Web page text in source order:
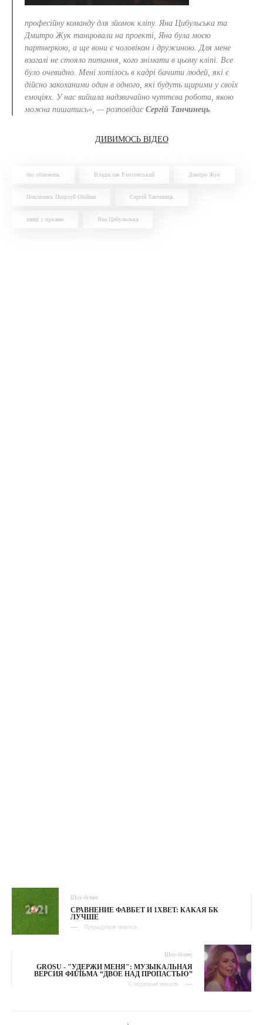
професійну команду для зйомок кліпу. Яна Цибульська та
Дмитро Жук танцювали на проекті, Яна була моєю
партнеркою, а ще вони є чоловіком і дружиною. Для мене
взагалі не стояло питання, кого знімати в цьому кліпі. Все
було очевидно. Мені хотілось в кадрі бачити людей, які є
дійсно закоханими один в одного, які будуть щирими у своїх
емоціях. У нас вийшла надзвичайно чуттєва робота, якою
можна пишатись», — розповідає Сергій Танчинець
ДИВИМОСЬ ВІДЕО
без обмежень Владислав Разіховський Дмитро Жук
Поклянись Поцілуй Обійми Сергій Танчинець
танці з зірками Яна Цибульська
Шоу-бізнес
СРАВНЕНИЕ ФАВБЕТ И 1XBET: КАКАЯ БК
ЛУЧШЕ
Предыдущая новость
Шоу-бізнес
GROSU - "УДЕРЖИ МЕНЯ": МУЗЫКАЛЬНАЯ
ВЕРСИЯ ФИЛЬМА “ДВОЕ НАД ПРОПАСТЬЮ”
Следующая новость